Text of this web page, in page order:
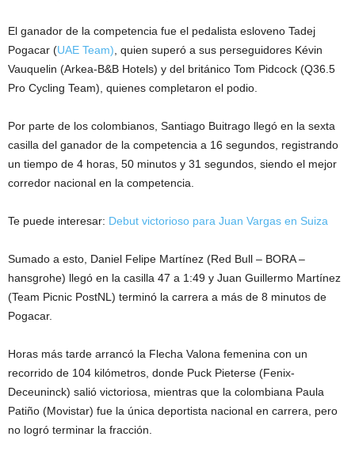
El ganador de la competencia fue el pedalista esloveno Tadej
Pogacar (UAE Team) , quien superó a sus perseguidores Kévin
Vauquelin (Arkea-B&B Hotels) y del británico Tom Pidcock (Q36.5
Pro Cycling Team), quienes completaron el podio.
Por parte de los colombianos, Santiago Buitrago llegó en la sexta
casilla del ganador de la competencia a 16 segundos, registrando
un tiempo de 4 horas, 50 minutos y 31 segundos, siendo el mejor
corredor nacional en la competencia.
Te puede interesar: Debut victorioso para Juan Vargas en Suiza
Sumado a esto, Daniel Felipe Martínez (Red Bull – BORA –
hansgrohe) llegó en la casilla 47 a 1:49 y Juan Guillermo Martínez
(Team Picnic PostNL) terminó la carrera a más de 8 minutos de
Pogacar.
Horas más tarde arrancó la Flecha Valona femenina con un
recorrido de 104 kilómetros, donde Puck Pieterse (Fenix-
Deceuninck) salió victoriosa, mientras que la colombiana Paula
Patiño (Movistar) fue la única deportista nacional en carrera, pero
no logró terminar la fracción.